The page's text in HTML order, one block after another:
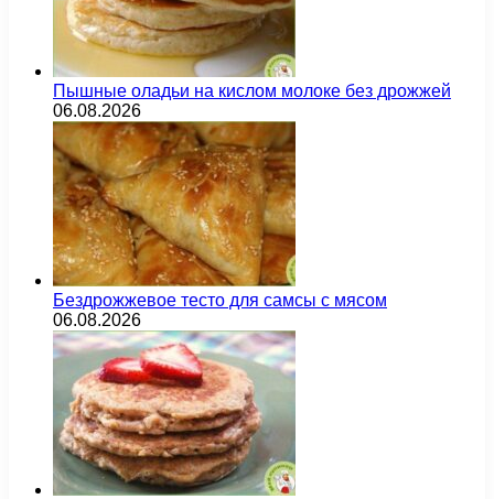
Пышные оладьи на кислом молоке без дрожжей
06.08.2026
Бездрожжевое тесто для самсы с мясом
06.08.2026